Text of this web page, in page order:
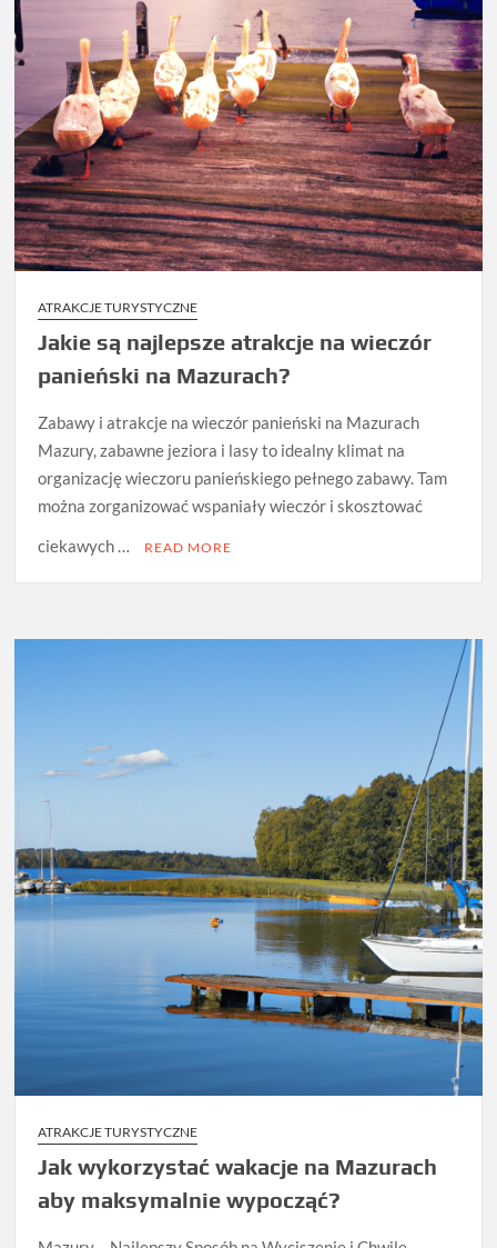
ATRAKCJE TURYSTYCZNE
Jakie są najlepsze atrakcje na wieczór
panieński na Mazurach?
Zabawy i atrakcje na wieczór panieński na Mazurach
Mazury, zabawne jeziora i lasy to idealny klimat na
organizację wieczoru panieńskiego pełnego zabawy. Tam
można zorganizować wspaniały wieczór i skosztować
ciekawych …
READ MORE
ATRAKCJE TURYSTYCZNE
Jak wykorzystać wakacje na Mazurach
aby maksymalnie wypocząć?